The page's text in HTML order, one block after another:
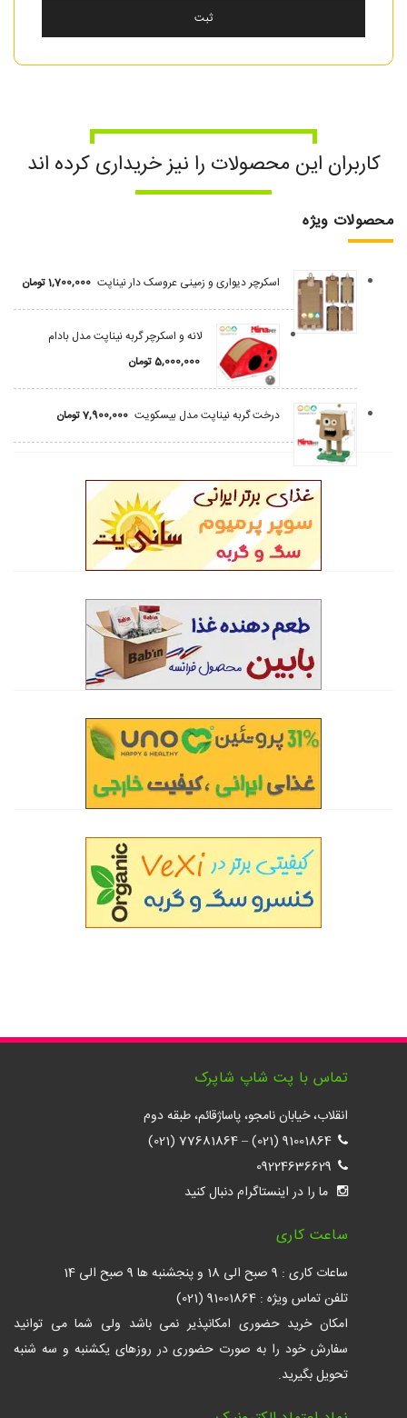
کاربران این محصولات را نیز خریداری کرده اند
محصولات ویژه
اسکرچر دیواری و زمینی عروسک دار نیناپت 1,700,000تومان
لانه و اسکرچر گربه نیناپت مدل بادام
5,000,000تومان
درخت گربه نیناپت مدل بیسکویت 7,900,000تومان
تماس با پت شاپ شاپرک
انقلاب، خیابان نامجو، پاساژقائم، طبقه دوم
91001864 (021)
–
77681864 (021)
09224636629
ما را در اینستاگرام دنبال کنید
ساعت کاری
ساعات کاری : 9 صبح الی 18 و پنجشنبه ها 9 صبح الی 14
تلفن تماس ویژه : 91001864 (021)
امکان خرید حضوری امکانپذیر نمی باشد ولی شما می توانید
سفارش خود را به صورت حضوری در روزهای یکشنبه و سه شنبه
تحویل بگیرید.